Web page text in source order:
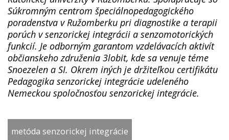
Súkromným centrom špeciálnopedagogického
poradenstva v Ružomberku pri diagnostike a terapii
porúch v senzorickej integrácii a senzomotorických
funkcií. Je odborným garantom vzdelávacích aktivít
občianskeho združenia 3lobit, kde sa venuje téme
Snoezelen a SI. Okrem iných je držiteľkou certifikátu
Pedagogika senzorickej integrácie udeleného
Nemeckou spoločnosťou senzorickej integrácie.
metóda senzorickej integrácie